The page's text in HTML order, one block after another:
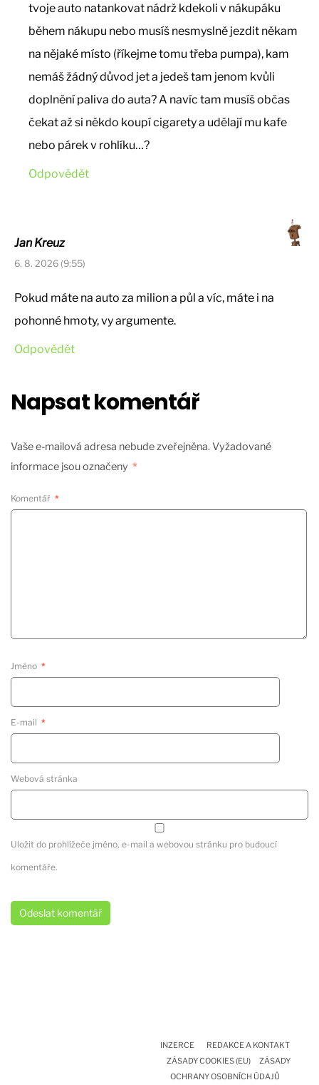
tvoje auto natankovat nádrž kdekoli v nákupáku
během nákupu nebo musíš nesmyslně jezdit někam
na nějaké místo (říkejme tomu třeba pumpa), kam
nemáš žádný důvod jet a jedeš tam jenom kvůli
doplnění paliva do auta? A navíc tam musíš občas
čekat až si někdo koupí cigarety a udělají mu kafe
nebo párek v rohlíku…?
Odpovědět
Jan Kreuz
6. 8. 2026 (9:55)
Pokud máte na auto za milion a půl a víc, máte i na
pohonné hmoty, vy argumente.
Odpovědět
Napsat komentář
Vaše e-mailová adresa nebude zveřejněna.Vyžadované
informace jsou označeny *
Komentář *
Jméno *
E-mail *
Webová stránka
Uložit do prohlížeče jméno, e-mail a webovou stránku pro budoucí
komentáře.
INZERCE
REDAKCE A KONTAKT
ZÁSADY COOKIES (EU)
ZÁSADY
OCHRANY OSOBNÍCH ÚDAJŮ